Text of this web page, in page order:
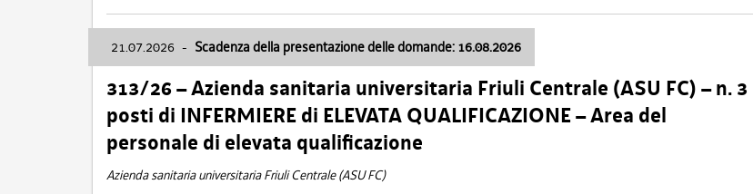
21.07.2026 - Scadenza della presentazione delle domande: 16.08.2026
313/26 – Azienda sanitaria universitaria Friuli Centrale (ASU FC) – n. 3
posti di INFERMIERE di ELEVATA QUALIFICAZIONE – Area del
personale di elevata qualificazione
Azienda sanitaria universitaria Friuli Centrale (ASU FC)